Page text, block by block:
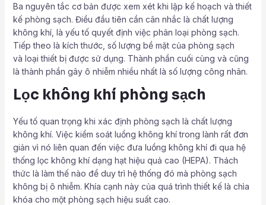
Ba nguyên tắc cơ bản được xem xét khi lập kế hoạch và thiết
kế phòng sạch. Điều đầu tiên cần cân nhắc là chất lượng
không khí, là yếu tố quyết định việc phân loại phòng sạch.
Tiếp theo là kích thước, số lượng bề mặt của phòng sạch
và loại thiết bị được sử dụng. Thành phần cuối cùng và cũng
là thành phần gây ô nhiễm nhiều nhất là số lượng công nhân.
Lọc không khí phòng sạch
Yếu tố quan trọng khi xác định phòng sạch là chất lượng
không khí. Việc kiểm soát luồng không khí trong lành rất đơn
giản vì nó liên quan đến việc đưa luồng không khí đi qua hệ
thống lọc không khí dạng hạt hiệu quả cao (HEPA). Thách
thức là làm thế nào để duy trì hệ thống đó mà phòng sạch
không bị ô nhiễm. Khía cạnh này của quá trình thiết kế là chìa
khóa cho một phòng sạch hiệu suất cao.